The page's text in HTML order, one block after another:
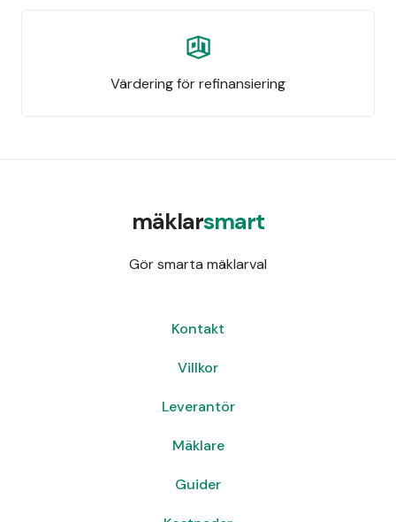
Värdering för refinansiering
mäklarsmart
Gör smarta mäklarval
Kontakt
Villkor
Leverantör
Mäklare
Guider